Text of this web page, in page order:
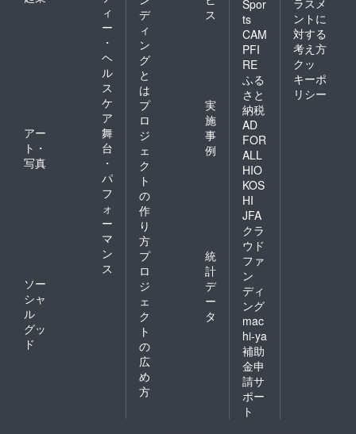
ィ
ー
・
ヘ
ル
ス
ケ
ア
アー
ト・
写真
舞
台
・
パ
フ
ォ
ー
マ
ン
ス
ソー
シャ
ル
グッ
ド
デ
ィ
ン
グ
と
は
ス
プ
ロ
ジ
ェ
ク
ト
の
作
り
方
実
施
事
例
プ
ロ
ジ
ェ
ク
ト
の
広
め
方
統
計
デ
ー
タ
Spor
ts
CAM
PFI
RE
ふる
さと
納税
AD
FOR
ALL
HIO
KOS
HI
JFA
クラ
ウド
ファ
ン
ディ
ング
mac
hi-ya
補助
金申
請サ
ポー
ト
ラスメ
ントに
対する
考え方
クッ
キーポ
リシー